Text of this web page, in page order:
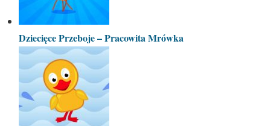
Dziecięce Przeboje – Pracowita Mrówka